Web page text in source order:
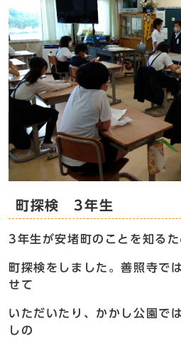
町探検 3年生
3年生が安堵町のことを知る
町探検をしました。善照寺で
せて
いただいたり、かかし公園で
しの